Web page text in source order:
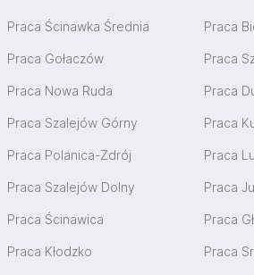
Praca Ścinawka Średnia Praca
Praca Gołaczów Praca
Praca Nowa Ruda Praca
Praca Szalejów Górny Praca
Praca Polanica-Zdrój Praca
Praca Szalejów Dolny Praca
Praca Ścinawica Praca
Praca Kłodzko Praca